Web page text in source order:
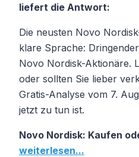
liefert die Antwort:
Die neusten Novo
klare Sprache:
Novo Nordisk-Aktionäre.
oder sollten Sie lieber
Gratis-Analyse vom 7.
jetzt zu tun ist.
Novo Nordisk: Kaufen
weiterlesen...